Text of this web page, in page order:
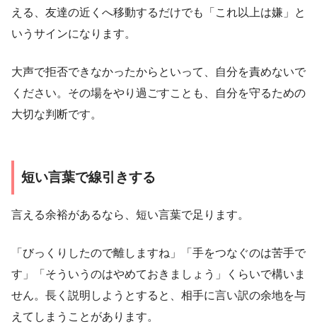
える、友達の近くへ移動するだけでも「これ以上は嫌」と
いうサインになります。
大声で拒否できなかったからといって、自分を責めないで
ください。その場をやり過ごすことも、自分を守るための
大切な判断です。
短い言葉で線引きする
言える余裕があるなら、短い言葉で足ります。
「びっくりしたので離しますね」「手をつなぐのは苦手で
す」「そういうのはやめておきましょう」くらいで構いま
せん。長く説明しようとすると、相手に言い訳の余地を与
えてしまうことがあります。